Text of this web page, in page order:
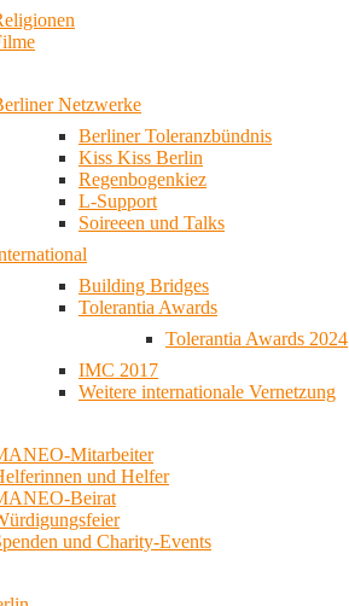
Netzwerke
Berliner Toleranzbündnis
Kiss Kiss Berlin
Regenbogenkiez
L-Support
Soireeen und Talks
Building Bridges
Tolerantia Awards
Tolerantia Awards 2024
IMC 2017
Weitere internationale Vernetzung
Mitarbeiter
und Helfer
Beirat
und Charity-Events